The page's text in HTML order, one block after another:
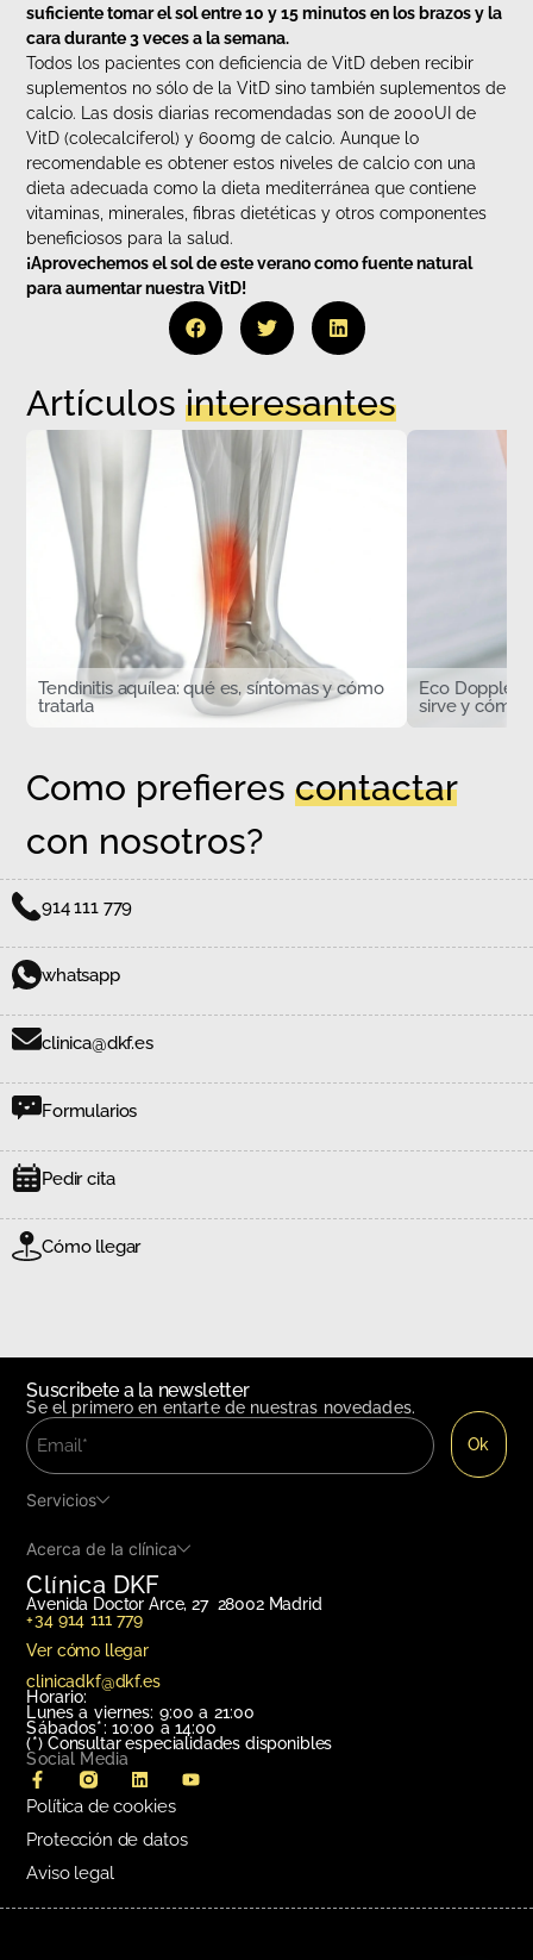
suficiente tomar el sol entre 10 y 15 minutos en los brazos y la
cara durante 3 veces a la semana.
Todos los pacientes con deficiencia de VitD deben recibir
suplementos no sólo de la VitD sino también suplementos de
calcio. Las dosis diarias recomendadas son de 2000UI de
VitD (colecalciferol) y 600mg de calcio. Aunque lo
recomendable es obtener estos niveles de calcio con una
dieta adecuada como la dieta mediterránea que contiene
vitaminas, minerales, fibras dietéticas y otros componentes
beneficiosos para la salud.
¡Aprovechemos el sol de este verano como fuente natural
para aumentar nuestra VitD!
Artículosinteresantes
Tendinitis aquílea: qué es, síntomas y cómo
tratarla
Eco Doppler
sirve y cómo
Como prefierescontactar
con nosotros?
914 111 779
whatsapp
clinica@dkf.es
Formularios
Pedir cita
Cómo llegar
Clínica DKF
Avenida Doctor Arce, 27 28002 Madrid
+34 914 111 779
Ver cómo llegar
clinicadkf@dkf.es
Horario:
Lunes a viernes: 9:00 a 21:00
Sábados*: 10:00 a 14:00
(*) Consultar especialidades disponibles
Social Media
Suscribete a la newsletter
Se el primero en entarte de nuestras novedades.
Servicios
Acerca de la clínica
Política de cookies
Protección de datos
Aviso legal